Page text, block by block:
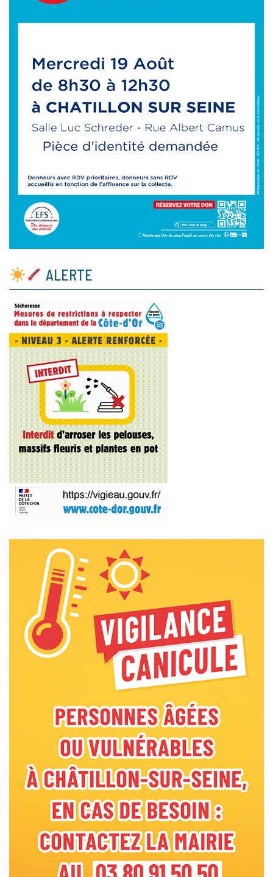
ALERTE